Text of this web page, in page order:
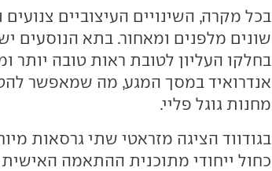
בכל מקרה, השינויים העיצוביים
שונים מלפנים ומאחור. בתא הנוסעים
בחלקו העליון לטובת ראות טובה יותר
אנדרואיד במסך המגע, מה שמאפשר
מחנות גוגל פליי.
בגודווד הציגה מזראטי שתי גרסאות
כחול ייחודי מתוכנית ההתאמה